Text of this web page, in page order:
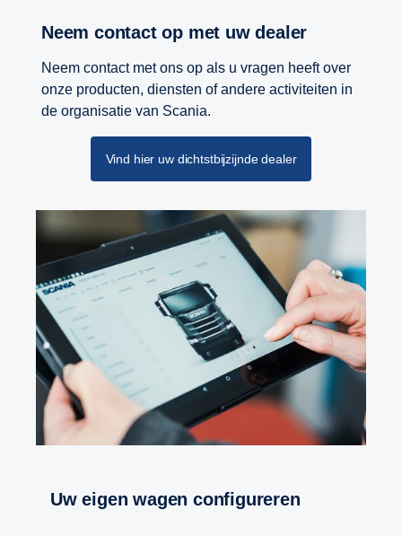
Neem contact op met uw dealer
Neem contact met ons op als u vragen heeft over
onze producten, diensten of andere activiteiten in
de organisatie van Scania.
Vind hier uw dichtstbijzijnde dealer
Uw eigen wagen configureren